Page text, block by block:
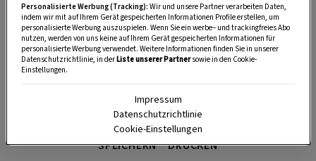
SPEICHERN DRUCKEN
Personalisierte Werbung (Tracking): Wir und unsere Partner verarbeiten Daten,
indem wir mit auf Ihrem Gerät gespeicherten Informationen Profile erstellen, um
personalisierte Werbung auszuspielen. Wenn Sie ein werbe– und trackingfreies Abo
nutzen, werden von uns keine auf Ihrem Gerät gespeicherten Informationen für
personalisierte Werbung verwendet. Weitere Informationen finden Sie in unserer
Datenschutzrichtlinie, in derListe unserer Partnersowie in den Cookie-
Einstellungen.
Impressum
Datenschutzrichtlinie
Cookie-Einstellungen